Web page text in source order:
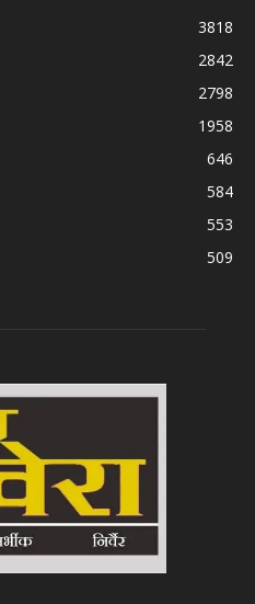
3818
2842
2798
1958
646
584
553
509